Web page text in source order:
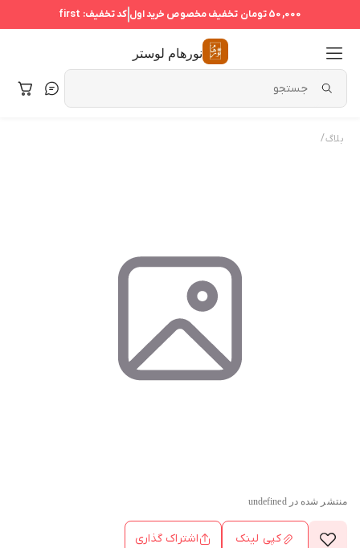
50,000 تومان تخفیف مخصوص خرید اول کد تخفیف: first
نورهام لوستر
بلاگ/
منتشر شده درundefined
کپی لینک اشتراک گذاری